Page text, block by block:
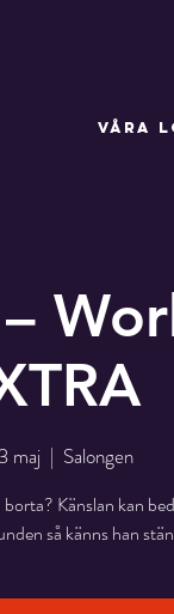
VÅRA
maj
  |
Salongen
Känslan kan
så känns han